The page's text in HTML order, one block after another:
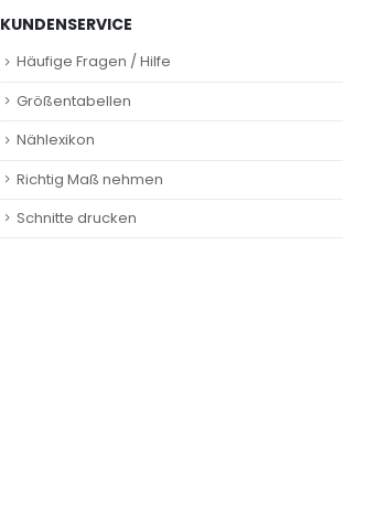
KUNDENSERVICE
Häufige Fragen / Hilfe
Größentabellen
Nählexikon
Richtig Maß nehmen
Schnitte drucken